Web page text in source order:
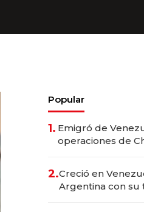
Popular
1. Emigró de
operaciones de
2.Creció en
Argentina con